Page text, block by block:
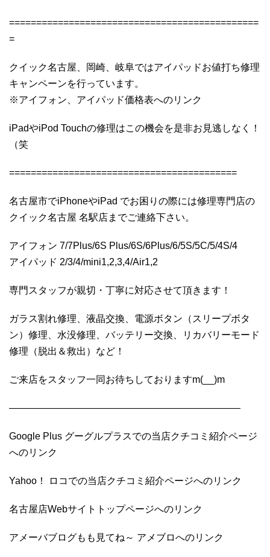
==============================================
=
クイック名古屋、岡崎、岐阜ではアイパッドお値打ち修理
キャンペーンを行っています。
※アイフォン、アイパッド価格表へのリンク
iPadやiPod Touchの修理はこの機会を是非お見逃しなく！
（笑
==========================================
名古屋市でiPhoneやiPad でお困りの際には修理専門店の
クイック名古屋 名駅店までご連絡下さい。
アイフォン 7/7Plus/6S Plus/6S/6Plus/6/5S/5C/5/4S/4
アイパッド 2/3/4/mini1,2,3,4/Air1,2
専門スタッフが親切・丁寧に対応させて頂きます！
ガラス割れ修理、液晶交換、電源ボタン（スリープボタ
ン）修理、水没修理、バッテリー交換、リカバリーモード
修理（脱出＆救出）など！
ご来店をスタッフ一同お待ちしておりますm(__)m
————————————————————————
Google Plus グーグルプラスでの当店クチコミ紹介ページ
へのリンク
Yahoo！ ロコでの当店クチコミ紹介ページへのリンク
名古屋店Webサイトトップページへのリンク
アメーバブログもも見てね～ アメブロへのリンク